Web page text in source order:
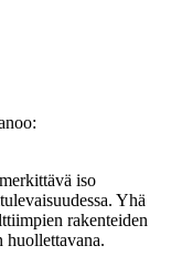
iso
Yhä
rakenteiden
huollettavana.